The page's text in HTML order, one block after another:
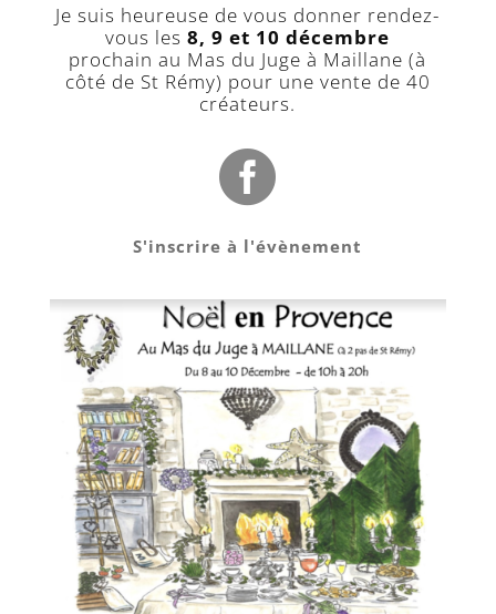
Je suis heureuse de vous donner rendez-
vous les8, 9 et 10 décembre
prochain au Mas du Juge à Maillane (à
côté de St Rémy) pour une vente de 40
créateurs.

S'inscrire à l'évènement